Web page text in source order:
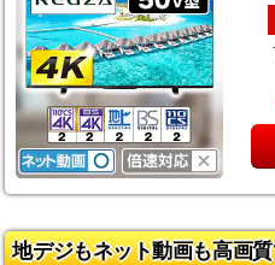
地デジもネット動画も高画